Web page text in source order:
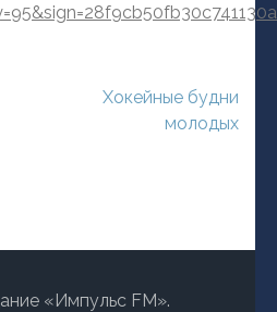
Хокейные будни
молодых
«Импульс FM».